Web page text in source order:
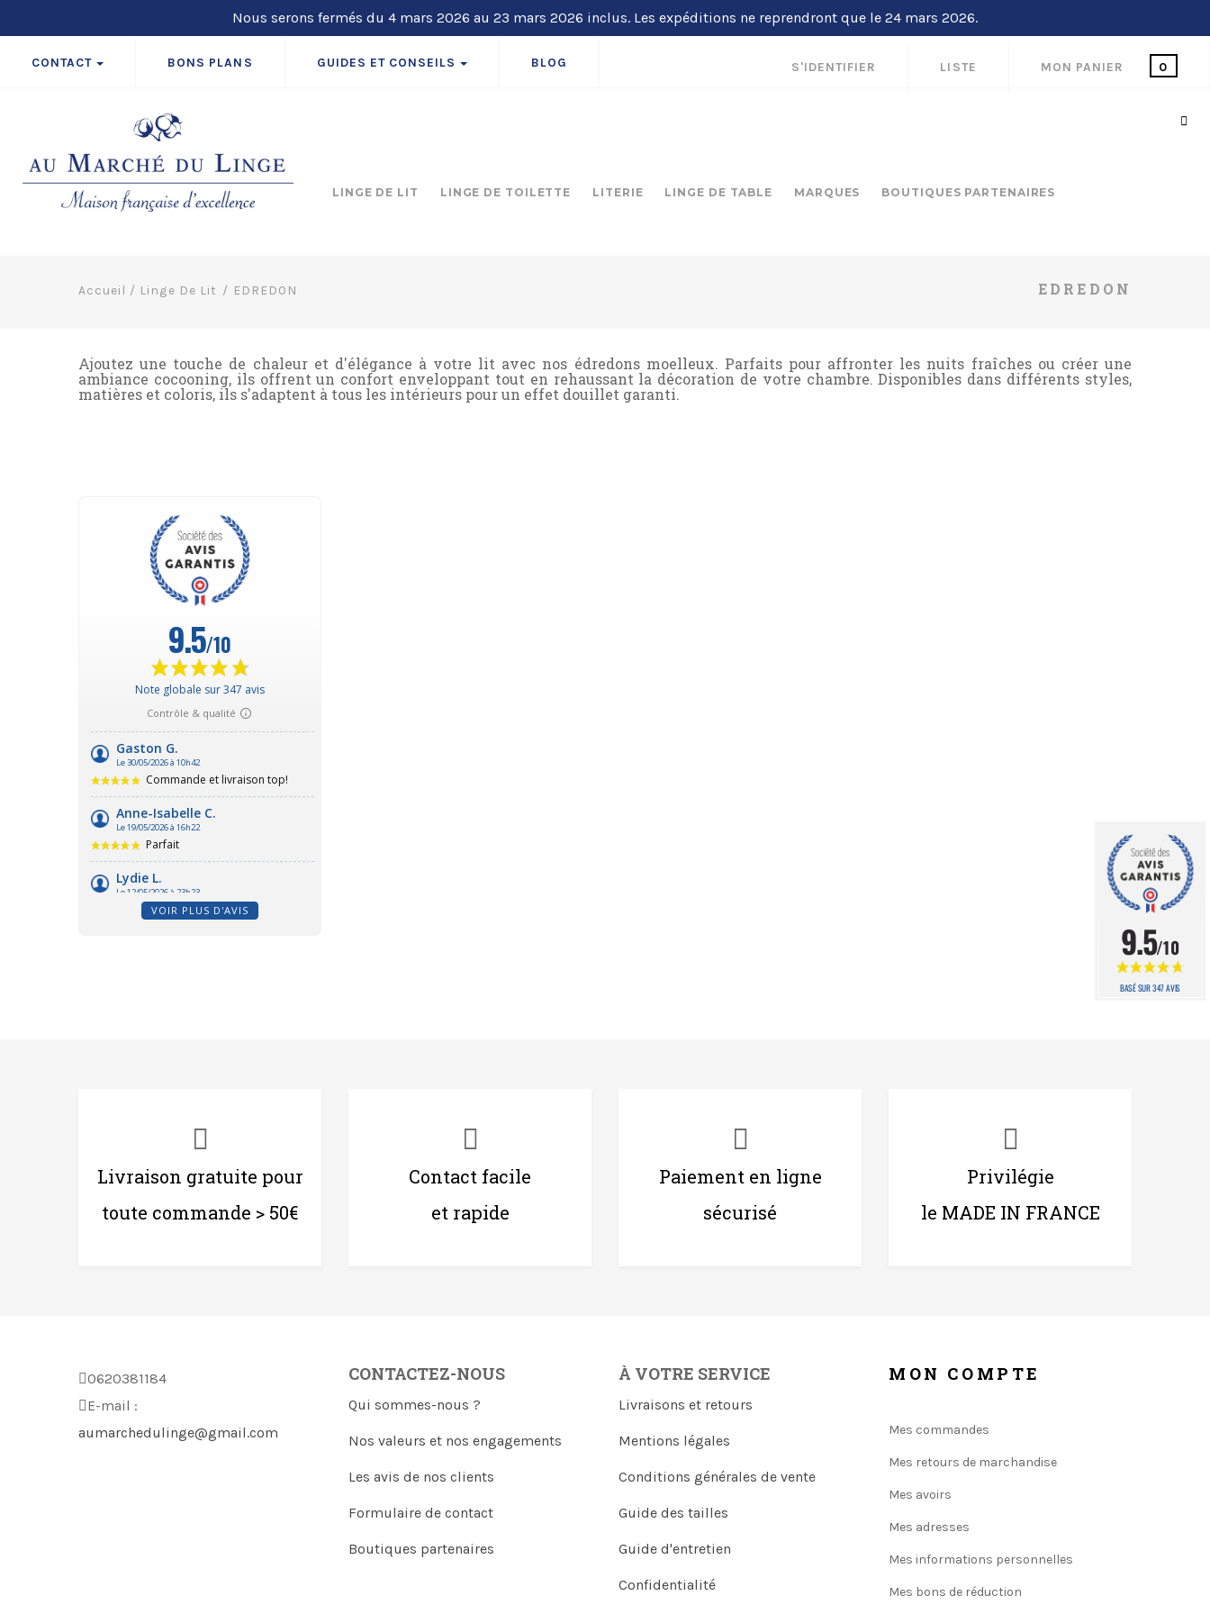
Nous serons fermés du 4 mars 2026 au 23 mars 2026 inclus. Les expéditions ne reprendront que le 24 mars 2026.
CONTACT BONS PLANS GUIDES ET CONSEILS BLOG MON PANIER 0
LISTE
S'IDENTIFIER
LINGE DE LIT LINGE DE TOILETTE LITERIE LINGE DE TABLE MARQUES BOUTIQUES PARTENAIRES
Accueil / Linge De Lit EDREDON EDREDON
Ajoutez une touche de chaleur et d'élégance à votre lit avec nos édredons moelleux. Parfaits pour affronter les nuits fraîches ou créer une
ambiance cocooning, ils offrent un confort enveloppant tout en rehaussant la décoration de votre chambre. Disponibles dans différents styles,
matières et coloris, ils s'adaptent à tous les intérieurs pour un effet douillet garanti.
VOIR PLUS D'AVIS
Livraison gratuite pour
toute commande > 50€
Contact facile
et rapide
Paiement en ligne
sécurisé
Privilégie
le MADE IN FRANCE
0620381184
E-mail :
aumarchedulinge@gmail.com
CONTACTEZ-NOUS
Qui sommes-nous ?
Nos valeurs et nos engagements
Les avis de nos clients
Formulaire de contact
Boutiques partenaires
À VOTRE SERVICE
Livraisons et retours
Mentions légales
Conditions générales de vente
Guide des tailles
Guide d'entretien
Confidentialité
MON COMPTE
Mes commandes
Mes retours de marchandise
Mes avoirs
Mes adresses
Mes informations personnelles
Mes bons de réduction
9.5/10
BASÉ SUR 347 AVIS